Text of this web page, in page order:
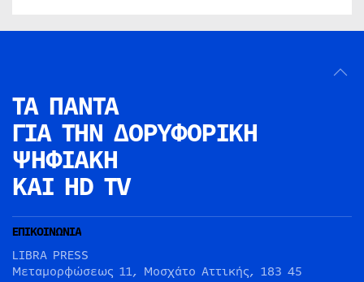
ΤΑ ΠΑΝΤΑ
ΓΙΑ ΤΗΝ ΔΟΡΥΦΟΡΙΚΗ
ΨΗΦΙΑΚΗ
ΚΑΙ HD TV
ΕΠΙΚΟΙΝΩΝΙΑ
LIBRA PRESS
Μεταμορφώσεως 11, Μοσχάτο Αττικής, 183 45